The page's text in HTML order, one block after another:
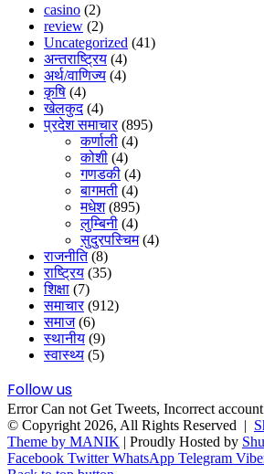
casino (2)
review (2)
Uncategorized (41)
अन्तराष्ट्रिय (4)
अर्थ/वाणिज्य (4)
कृषि (4)
खेलकुद(4)
प्रदेश समाचार(895)
कर्णाली (4)
कोशी (4)
गणडकी (4)
बागमती (4)
मधेश(895)
लुम्बिनी (4)
सुदुरपस्चिम(4)
राजनीति(8)
राष्ट्रिय (35)
शिक्षा (7)
समाचार(912)
समाज(6)
स्थानीय (9)
स्वास्थ्य (5)
Follow us
Error Can not Get Tweets, Incorrect
© Copyright 2026, All Rights Reserved |
Theme by MANIK | Proudly Hosted by
Facebook Twitter WhatsApp Telegram